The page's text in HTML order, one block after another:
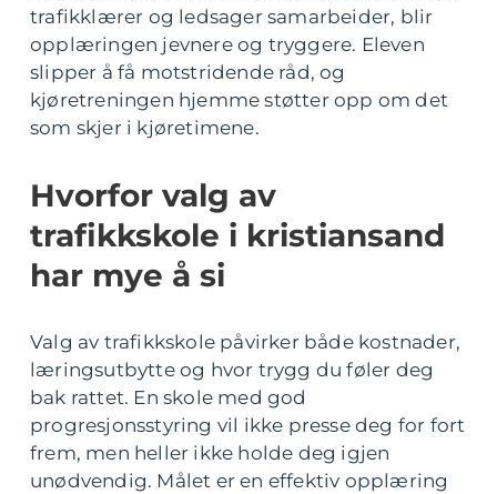
trafikklærer og ledsager samarbeider, blir
opplæringen jevnere og tryggere. Eleven
slipper å få motstridende råd, og
kjøretreningen hjemme støtter opp om det
som skjer i kjøretimene.
Hvorfor valg av
trafikkskole i kristiansand
har mye å si
Valg av trafikkskole påvirker både kostnader,
læringsutbytte og hvor trygg du føler deg
bak rattet. En skole med god
progresjonsstyring vil ikke presse deg for fort
frem, men heller ikke holde deg igjen
unødvendig. Målet er en effektiv opplæring